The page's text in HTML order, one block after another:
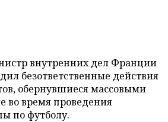
внутренних дел Франции
безответственные действия
обернувшиеся массовыми
во время проведения
по футболу.